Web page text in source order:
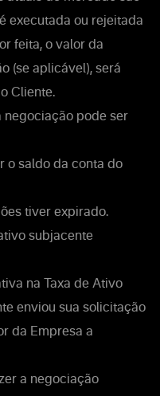
executada ou rejeitada
feita, o valor da
(se aplicável), será
Cliente.
negociação pode ser
o saldo da conta do
tiver expirado.
subjacente
na Taxa de Ativo
enviou sua solicitação
da Empresa a
a negociação